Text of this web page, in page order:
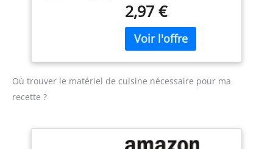
protéines + haute teneur
en fibres : pour affirmer
une forte teneur en
protéines, (CE) n°
1924/2006 nécessite un
minimum de 20 % de la
laboratoire Emma Basic
Nori indique que 45,4 g
apportant une texture à
la fois croustillante et
fondante
INCONTOURNABLE DE LA
CUISINE NIPPONE :
Indispensables à
gastronomie japonaise
depuis le XVIIème siècle
2,97 €
Où trouver le matériel de cuisine nécessaire pour ma
recette ?